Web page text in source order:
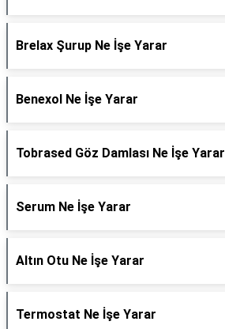
Brelax Şurup Ne İşe Yarar
Benexol Ne İşe Yarar
Tobrased Göz Damlası Ne İşe Yarar
Serum Ne İşe Yarar
Altın Otu Ne İşe Yarar
Termostat Ne İşe Yarar